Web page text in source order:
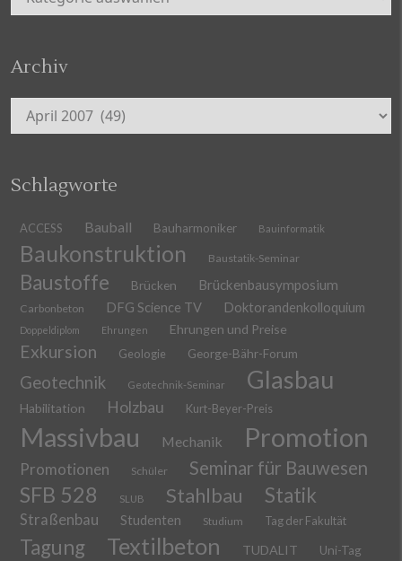
Archiv
Archiv
Schlagworte
ACCESS Bauball Bauharmoniker Bauinformatik
Baukonstruktion Baustatik-Seminar
Baustoffe Brücken Brückenbausymposium
Carbonbeton DFG Science TV Doktorandenkolloquium
Doppeldiplom Ehrungen Ehrungen und Preise
Exkursion Geologie George-Bähr-Forum
Geotechnik Geotechnik-Seminar Glasbau
Habilitation Holzbau Kurt-Beyer-Preis
Massivbau Mechanik Promotion
Promotionen Schüler Seminar für Bauwesen
SFB 528 SLUB Stahlbau Statik
Straßenbau Studenten Studium Tag der Fakultät
Tagung Textilbeton TUDALIT Uni-Tag